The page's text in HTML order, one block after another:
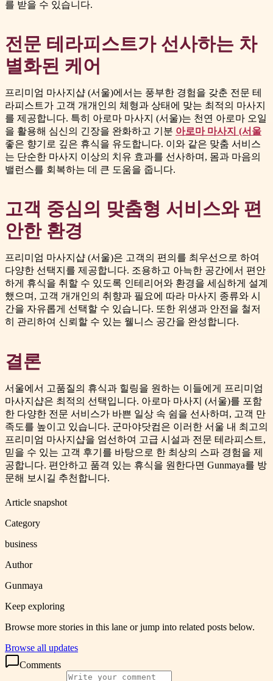
를 받을 수 있습니다.
전문 테라피스트가 선사하는 차
별화된 케어
프리미엄 마사지샵 (서울)에서는 풍부한 경험을 갖춘 전문 테
라피스트가 고객 개개인의 체형과 상태에 맞는 최적의 마사지
를 제공합니다. 특히 아로마 마사지 (서울)는 천연 아로마 오일
을 활용해 심신의 긴장을 완화하고 기분 아로마 마사지 (서울
좋은 향기로 깊은 휴식을 유도합니다. 이와 같은 맞춤 서비스
는 단순한 마사지 이상의 치유 효과를 선사하며, 몸과 마음의
밸런스를 회복하는 데 큰 도움을 줍니다.
고객 중심의 맞춤형 서비스와 편
안한 환경
프리미엄 마사지샵 (서울)은 고객의 편의를 최우선으로 하여
다양한 선택지를 제공합니다. 조용하고 아늑한 공간에서 편안
하게 휴식을 취할 수 있도록 인테리어와 환경을 세심하게 설계
했으며, 고객 개개인의 취향과 필요에 따라 마사지 종류와 시
간을 자유롭게 선택할 수 있습니다. 또한 위생과 안전을 철저
히 관리하여 신뢰할 수 있는 웰니스 공간을 완성합니다.
결론
서울에서 고품질의 휴식과 힐링을 원하는 이들에게 프리미엄
마사지샵은 최적의 선택입니다. 아로마 마사지 (서울)를 포함
한 다양한 전문 서비스가 바쁜 일상 속 쉼을 선사하며, 고객 만
족도를 높이고 있습니다. 군마야닷컴은 이러한 서울 내 최고의
프리미엄 마사지샵을 엄선하여 고급 시설과 전문 테라피스트,
믿을 수 있는 고객 후기를 바탕으로 한 최상의 스파 경험을 제
공합니다. 편안하고 품격 있는 휴식을 원한다면 Gunmaya를 방
문해 보시길 추천합니다.
Article snapshot
Category
business
Author
Gunmaya
Keep exploring
Browse more stories in this lane or jump into related posts below.
Browse all updates
Comments